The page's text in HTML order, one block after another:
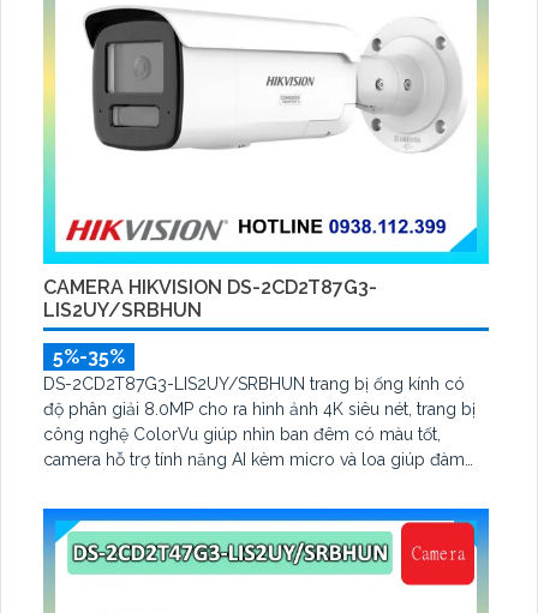
CAMERA HIKVISION DS-2CD2T87G3-
LIS2UY/SRBHUN
5%-35%
DS-2CD2T87G3-LIS2UY/SRBHUN trang bị ống kính có
độ phân giải 8.0MP cho ra hình ảnh 4K siêu nét, trang bị
công nghệ ColorVu giúp nhìn ban đêm có màu tốt,
camera hỗ trợ tính năng AI kèm micro và loa giúp đàm